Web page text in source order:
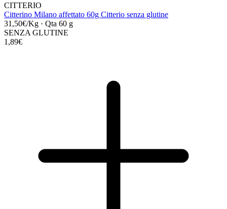
CITTERIO
Citterino Milano affettato 60g Citterio senza glutine
31,50€/Kg · Qta 60 g
SENZA GLUTINE
1,89€